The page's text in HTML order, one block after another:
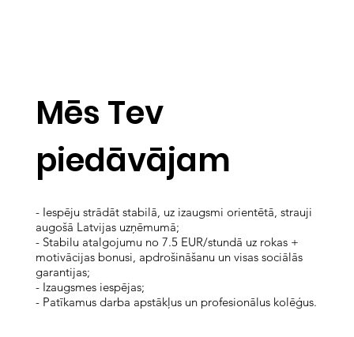
Mēs Tev
piedāvājam
- Iespēju strādāt stabilā, uz izaugsmi orientētā, strauji
augošā Latvijas uzņēmumā;
- Stabilu atalgojumu no 7.5 EUR/stundā uz rokas +
motivācijas bonusi, apdrošināšanu un visas sociālās
garantijas;
- Izaugsmes iespējas;
- Patīkamus darba apstākļus un profesionālus kolēģus.